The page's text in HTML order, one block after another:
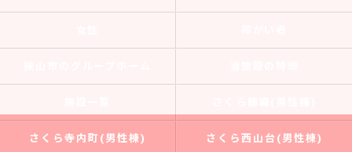
さくら寺内町(男性棟) さくら西山台(男性棟)